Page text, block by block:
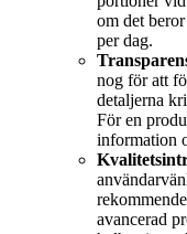
om det
per dag.
nog för att
detaljerna
För en
information
avancerad